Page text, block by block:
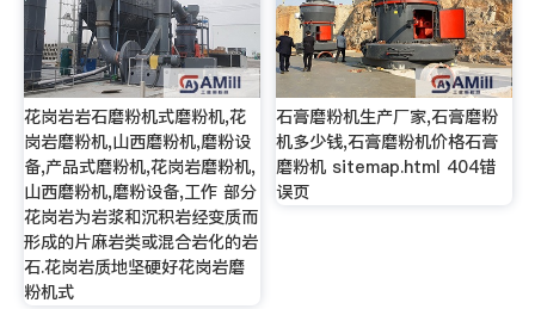
花岗岩岩石磨粉机式磨粉机,花
岗岩磨粉机,山西磨粉机,磨粉设
备,产品式磨粉机,花岗岩磨粉机,
山西磨粉机,磨粉设备,工作 部分
花岗岩为岩浆和沉积岩经变质而
形成的片麻岩类或混合岩化的岩
石.花岗岩质地坚硬好花岗岩磨
粉机式
石膏磨粉机生产厂家,石膏磨粉
机多少钱,石膏磨粉机价格石膏
磨粉机 sitemap.html 404错
误页